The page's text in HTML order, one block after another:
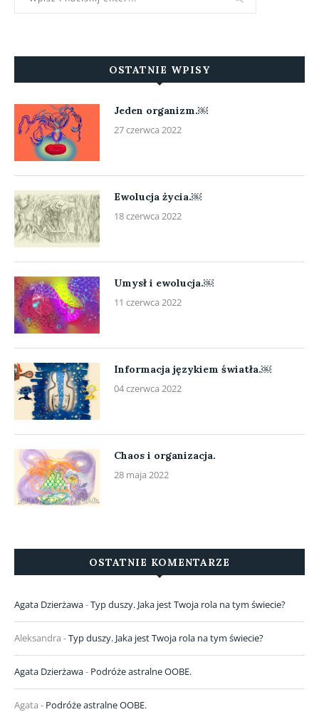
OSTATNIE WPISY
Jeden organizm.￼
27 czerwca 2022
Ewolucja życia.￼
18 czerwca 2022
Umysł i ewolucja.￼
11 czerwca 2022
Informacja językiem światła.￼
04 czerwca 2022
Chaos i organizacja.
28 maja 2022
OSTATNIE KOMENTARZE
Agata Dzierżawa-Typ duszy. Jaka jest Twoja rola na tym świecie?
Aleksandra -Typ duszy. Jaka jest Twoja rola na tym świecie?
Agata Dzierżawa- Podróże astralne OOBE.
Agata - Podróże astralne OOBE.